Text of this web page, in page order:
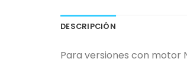
DESCRIPCIÓN
Para versiones con motor